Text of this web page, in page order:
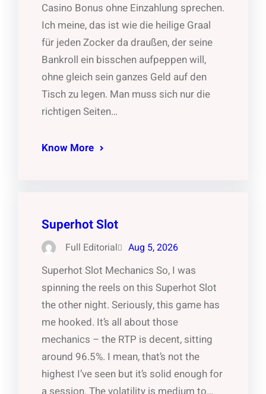
Casino Bonus ohne Einzahlung sprechen.
Ich meine, das ist wie die heilige Graal
für jeden Zocker da draußen, der seine
Bankroll ein bisschen aufpeppen will,
ohne gleich sein ganzes Geld auf den
Tisch zu legen. Man muss sich nur die
richtigen Seiten…
Know More
Superhot Slot
Full Editorial Aug 5, 2026
Superhot Slot Mechanics So, I was
spinning the reels on this Superhot Slot
the other night. Seriously, this game has
me hooked. It’s all about those
mechanics – the RTP is decent, sitting
around 96.5%. I mean, that’s not the
highest I’ve seen but it’s solid enough for